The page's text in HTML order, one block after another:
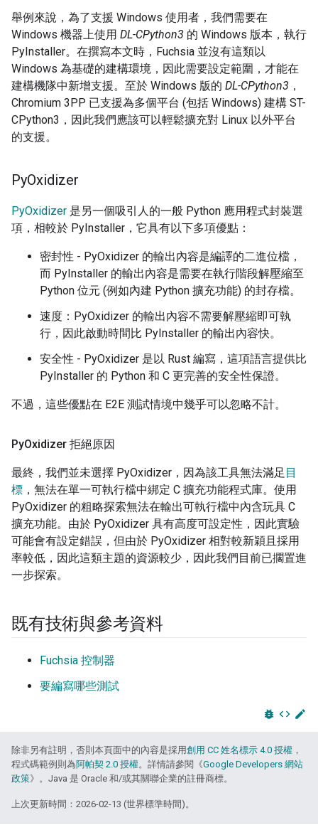
舉例來說，為了支援 Windows 使用者，我們需要在
Windows 機器上使用 DL-CPython3 的 Windows 版本，執行
PyInstaller。在撰寫本文時，Fuchsia 並沒有這類以
Windows 為基礎的建構環境，因此需要設定範圍，才能在
建構機隊中新增支援。至於 Windows 版的 DL-CPython3 ，
Chromium 3PP 已支援為多個平台 (包括 Windows) 建構 ST-
CPython3，因此我們應該可以輕鬆擴充對 Linux 以外平台
的支援。
PyOxidizer
PyOxidizer 是另一個吸引人的一般 Python 應用程式封裝選
項，相較於 PyInstaller，它具有以下多項優點：
密封性 - PyOxidizer 的輸出內容是編譯的二進位檔，
而 PyInstaller 的輸出內容是需要在執行階段解壓縮至
Python 位元 (例如內建 Python 擴充功能) 的封存檔。
速度：PyOxidizer 的輸出內容不需要解壓縮即可執
行，因此啟動時間比 PyInstaller 的輸出內容快。
安全性 - PyOxidizer 是以 Rust 編寫，這項語言提供比
PyInstaller 的 Python 和 C 更完善的安全性保證。
不過，這些優點在 E2E 測試情境中幾乎可以忽略不計。
PyOxidizer 拒絕原因
最終，我們並未選擇 PyOxidizer，因為該工具無法滿足 目
標 ，無法在單一可執行檔中綁定 C 擴充功能程式庫。使用
PyOxidizer 的粗略探索無法在輸出可執行檔中內含玩具 C
擴充功能。由於 PyOxidizer 具有高度可設定性，因此實驗
可能會有設定錯誤，但由於 PyOxidizer 相對較新穎且採用
率較低，因此這類主題的資源較少，因此我們目前已擱置進
一步探索。
既有技術與參考資料
Fuchsia 控制器
要編寫哪些測試
bug_report code edit
除非另有註明，否則本頁面中的內容是採用創用 CC 姓名標示 4.0 授權 ，
程式碼範例則為阿帕契 2.0 授權。詳情請參閱《Google Developers 網站
政策》。Java 是 Oracle 和/或其關聯企業的註冊商標。
上次更新時間：2026-02-13 (世界標準時間)。